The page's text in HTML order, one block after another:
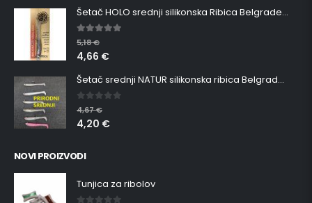
Šetač HOLO srednji silikonska Ribica Belgrade Walker
5.00out of 5
5,18€
4,66 €
Šetač srednji NATUR silikonska ribica Belgrade Walker
0 out of 5
4,67€
4,20 €
NOVI PROIZVODI
Tunjica za ribolov